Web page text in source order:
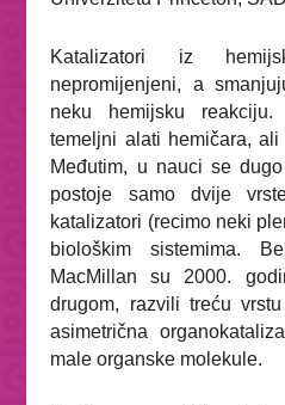
Katalizatori iz
nepromijenjeni, a
neku hemijsku
temeljni alati hemičara,
Međutim, u nauci se
postoje samo dvije
katalizatori (recimo neki
biološkim sistemima.
MacMillan su 2000.
drugom, razvili treću
asimetrična
male organske molekule.